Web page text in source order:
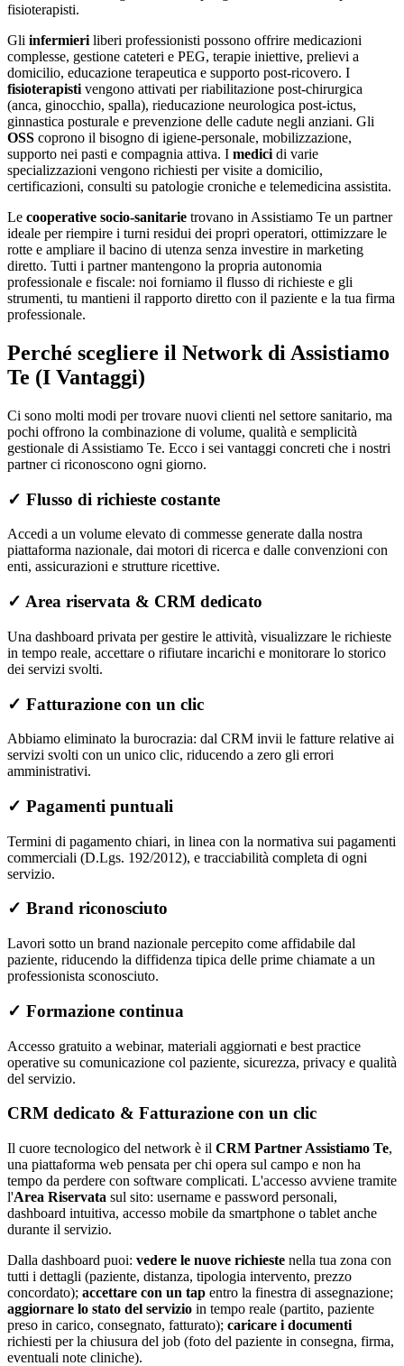
fisioterapisti.
Gli infermieri liberi professionisti possono offrire medicazioni
complesse, gestione cateteri e PEG, terapie iniettive, prelievi a
domicilio, educazione terapeutica e supporto post-ricovero. I
fisioterapisti vengono attivati per riabilitazione post-chirurgica
(anca, ginocchio, spalla), rieducazione neurologica post-ictus,
ginnastica posturale e prevenzione delle cadute negli anziani. Gli
OSS coprono il bisogno di igiene-personale, mobilizzazione,
supporto nei pasti e compagnia attiva. I medici di varie
specializzazioni vengono richiesti per visite a domicilio,
certificazioni, consulti su patologie croniche e telemedicina assistita.
Le cooperative socio-sanitarie trovano in Assistiamo Te un partner
ideale per riempire i turni residui dei propri operatori, ottimizzare le
rotte e ampliare il bacino di utenza senza investire in marketing
diretto. Tutti i partner mantengono la propria autonomia
professionale e fiscale: noi forniamo il flusso di richieste e gli
strumenti, tu mantieni il rapporto diretto con il paziente e la tua firma
professionale.
Perché scegliere il Network di Assistiamo
Te (I Vantaggi)
Ci sono molti modi per trovare nuovi clienti nel settore sanitario, ma
pochi offrono la combinazione di volume, qualità e semplicità
gestionale di Assistiamo Te. Ecco i sei vantaggi concreti che i nostri
partner ci riconoscono ogni giorno.
✓ Flusso di richieste costante
Accedi a un volume elevato di commesse generate dalla nostra
piattaforma nazionale, dai motori di ricerca e dalle convenzioni con
enti, assicurazioni e strutture ricettive.
✓ Area riservata & CRM dedicato
Una dashboard privata per gestire le attività, visualizzare le richieste
in tempo reale, accettare o rifiutare incarichi e monitorare lo storico
dei servizi svolti.
✓ Fatturazione con un clic
Abbiamo eliminato la burocrazia: dal CRM invii le fatture relative ai
servizi svolti con un unico clic, riducendo a zero gli errori
amministrativi.
✓ Pagamenti puntuali
Termini di pagamento chiari, in linea con la normativa sui pagamenti
commerciali (D.Lgs. 192/2012), e tracciabilità completa di ogni
servizio.
✓ Brand riconosciuto
Lavori sotto un brand nazionale percepito come affidabile dal
paziente, riducendo la diffidenza tipica delle prime chiamate a un
professionista sconosciuto.
✓ Formazione continua
Accesso gratuito a webinar, materiali aggiornati e best practice
operative su comunicazione col paziente, sicurezza, privacy e qualità
del servizio.
CRM dedicato & Fatturazione con un clic
Il cuore tecnologico del network è il CRM Partner Assistiamo Te,
una piattaforma web pensata per chi opera sul campo e non ha
tempo da perdere con software complicati. L'accesso avviene tramite
l'Area Riservata sul sito: username e password personali,
dashboard intuitiva, accesso mobile da smartphone o tablet anche
durante il servizio.
Dalla dashboard puoi: vedere le nuove richieste nella tua zona con
tutti i dettagli (paziente, distanza, tipologia intervento, prezzo
concordato); accettare con un tap entro la finestra di assegnazione;
aggiornare lo stato del servizio in tempo reale (partito, paziente
preso in carico, consegnato, fatturato); caricare i documenti
richiesti per la chiusura del job (foto del paziente in consegna, firma,
eventuali note cliniche).